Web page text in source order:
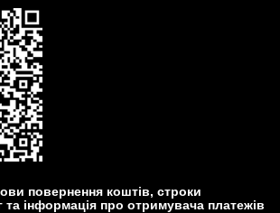
повернення коштів, строки
та інформація про отримувача платежів